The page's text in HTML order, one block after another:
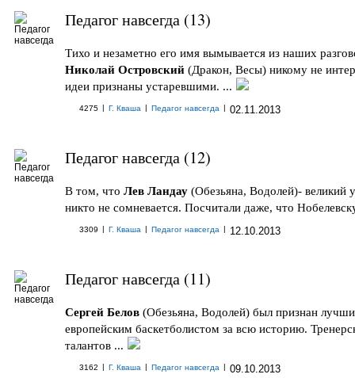
Педагог навсегда (13)
Тихо и незаметно его имя вымывается из наших
Николай Островский (Дракон, Весы) никому не
идеи признаны устаревшими. ...
4275 | Г. Кваша | Педагог навсегда | 02.11.2013
Педагог навсегда (12)
В том, что Лев Ландау (Обезьяна, Водолей)- великий
никто не сомневается. Посчитали даже, что
3309 | Г. Кваша | Педагог навсегда | 12.10.2013
Педагог навсегда (11)
Сергей Белов (Обезьяна, Водолей) был признан
европейским баскетболистом за всю историю.
талантов ...
3162 | Г. Кваша | Педагог навсегда | 09.10.2013